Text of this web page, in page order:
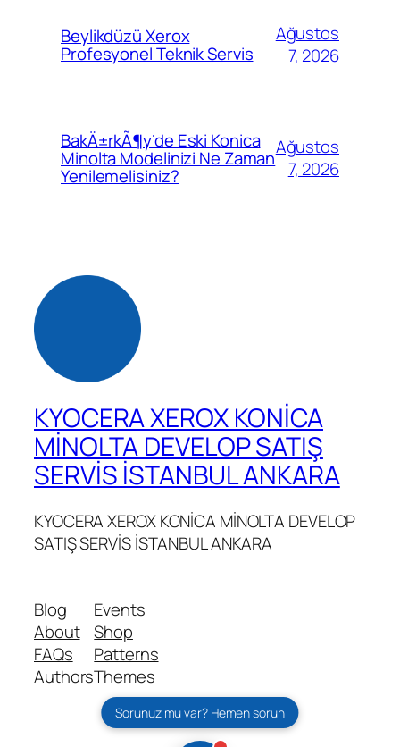
Beylikdüzü Xerox
Profesyonel Teknik Servis
Ağustos
7, 2026
BakÄ±rkÃ¶y’de Eski Konica
Minolta Modelinizi Ne Zaman
Yenilemelisiniz?
Ağustos
7, 2026
KYOCERA XEROX KONİCA
MİNOLTA DEVELOP SATIŞ
SERVİS İSTANBUL ANKARA
KYOCERA XEROX KONİCA MİNOLTA DEVELOP
SATIŞ SERVİS İSTANBUL ANKARA
Blog
About
FAQs
Authors
Events
Shop
Patterns
Themes
Sorunuz mu var? Hemen sorun